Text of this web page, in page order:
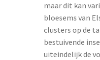
maar dit kan
bloesems van
clusters op de
bestuivende
uiteindelijk de